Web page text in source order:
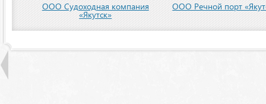
ООО Речной порт «Якутск»